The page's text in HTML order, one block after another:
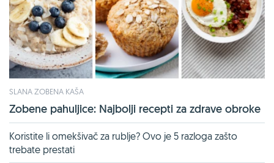
SLANA ZOBENA KAŠA
Zobene pahuljice: Najbolji recepti za zdrave obroke
Koristite li omekšivač za rublje? Ovo je 5 razloga zašto
trebate prestati